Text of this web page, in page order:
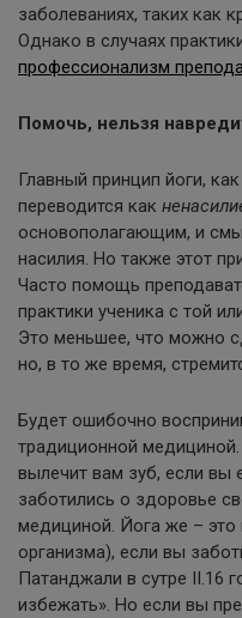
заболеваниях, таких как
Однако в случаях
профессионализм
Помочь, нельзя
Главный принцип йоги,
переводится как
основополагающим, и
насилия. Но также этот
Часто помощь
практики ученика с той
Это меньшее, что можно
но, в то же время,
Будет ошибочно
традиционной
вылечит вам зуб, если вы
заботились о здоровье
медициной. Йога же – это
организма), если вы
Патанджали в сутре II.16
избежать». Но если вы